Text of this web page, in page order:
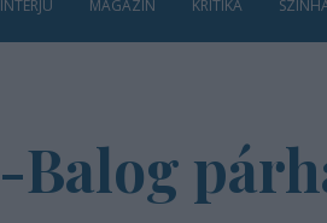
INTERJÚ MAGAZIN KRITIKA